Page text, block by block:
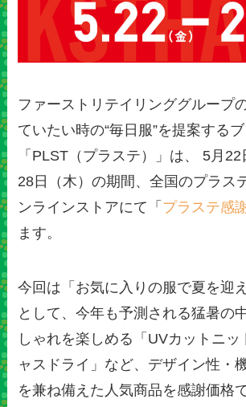
ファーストリテイリンググループ
ていたい時の“毎日服”を提案する
「PLST（プラステ）」は、 5月22
28日（木）の期間、全国のプラス
ンラインストアにて「 プラステ感
ます。
今回は「お気に入りの服で夏を迎
として、今年も予測される猛暑の
しゃれを楽しめる「UVカットニッ
ャスドライ」など、デザイン性・
を兼ね備えた人気商品を感謝価格